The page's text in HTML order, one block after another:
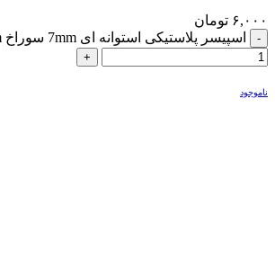
۶,۰۰۰ تومان
اسپیسر پلاستیکی استوانه ای 7mm سوراخ 4.2mm عدد
ناموجود